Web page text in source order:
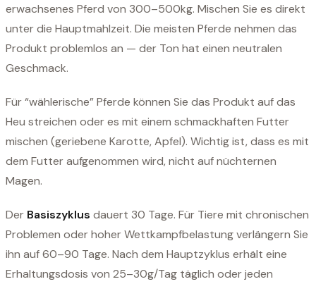
erwachsenes Pferd von 300–500kg. Mischen Sie es direkt
unter die Hauptmahlzeit. Die meisten Pferde nehmen das
Produkt problemlos an — der Ton hat einen neutralen
Geschmack.
Für “wählerische” Pferde können Sie das Produkt auf das
Heu streichen oder es mit einem schmackhaften Futter
mischen (geriebene Karotte, Apfel). Wichtig ist, dass es mit
dem Futter aufgenommen wird, nicht auf nüchternen
Magen.
Der Basiszyklus dauert 30 Tage. Für Tiere mit chronischen
Problemen oder hoher Wettkampfbelastung verlängern Sie
ihn auf 60–90 Tage. Nach dem Hauptzyklus erhält eine
Erhaltungsdosis von 25–30g/Tag täglich oder jeden